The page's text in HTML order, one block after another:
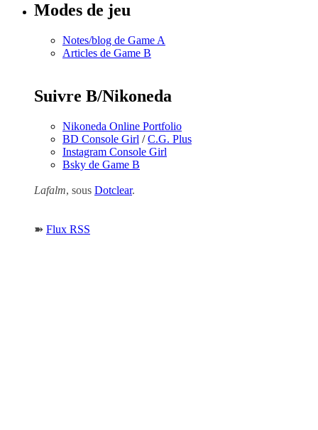
Modes de jeu
Notes/blog de Game A
Articles de Game B
Suivre B/Nikoneda
Nikoneda Online Portfolio
BD Console Girl /C.G. Plus
Instagram Console Girl
Bsky de Game B
Lafalm, sous Dotclear.
➽ Flux RSS